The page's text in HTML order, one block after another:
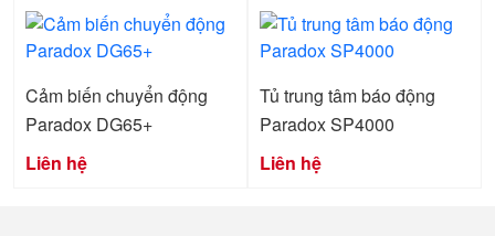
Cảm biến chuyển động
Paradox DG65+
Liên hệ
Tủ trung tâm báo động
Paradox SP4000
Liên hệ